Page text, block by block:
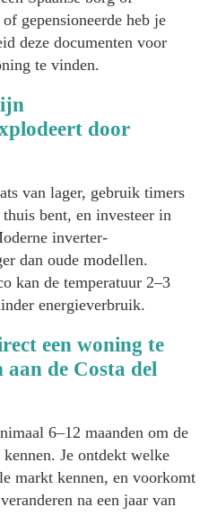
gepensioneerde heb je
deze documenten voor
te vinden.
door
van lager, gebruik timers
bent, en investeer in
inverter-
dan oude modellen.
kan de temperatuur 2–3
energieverbruik.
een woning te
de Costa del
6–12 maanden om de
Je ontdekt welke
markt kennen, en voorkomt
na een jaar van